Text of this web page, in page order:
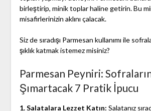
birleştirip, minik toplar haline getirin. Bu
misafirlerinizin aklını çalacak.
Siz de sıradışı Parmesan kullanımı ile
şıklık katmak istemez misiniz?
Parmesan Peyniri:
Şımartacak 7 Pratik İpucu
1. Salatalara Lezzet Katın: Salatanız